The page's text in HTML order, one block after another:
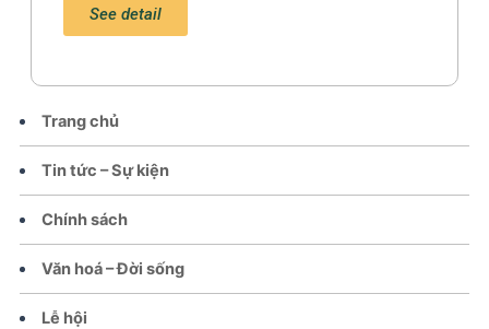
Trang chủ
Tin tức – Sự kiện
Chính sách
Văn hoá – Đời sống
Lễ hội
See detail